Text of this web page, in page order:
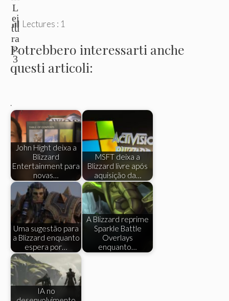
L
ei
tu
ra
s:
3
Lectures : 1
Potrebbero interessarti anche
questi articoli:
.
John Hight deixa a
Blizzard
Entertainment para
novas…
MSFT deixa a
Blizzard livre após
aquisição da…
Uma sugestão para
a Blizzard enquanto
espera por…
A Blizzard reprime
Sparkle Battle
Overlays
enquanto…
IA no